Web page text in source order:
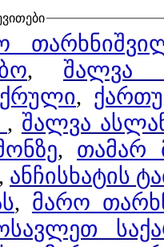
, შალვა
,
, შალვა
, თამარ
, ანჩისხატის
, მარო